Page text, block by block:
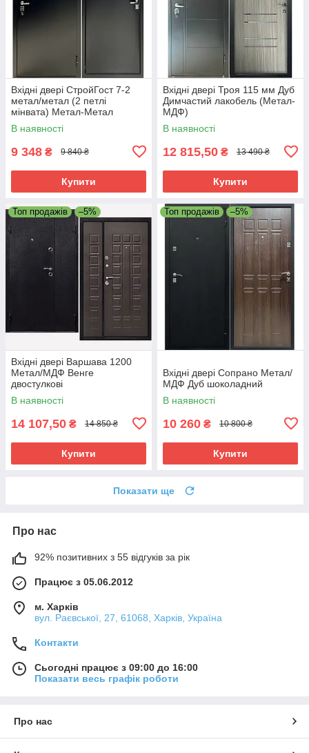
Вхідні двері СтройГост 7-2
метал/метал (2 петлі
мінвата) Метал-Метал
В наявності
9 348 ₴ 9 840 ₴
Купити
Вхідні двері Троя 115 мм Дуб
Димчастий лакобель (Метал-
МДФ)
В наявності
12 815,50 ₴ 13 490 ₴
Купити
Топ продажів –5%
Вхідні двері Варшава 1200
Метал/МДФ Венге
двостулкові
В наявності
14 107,50 ₴ 14 850 ₴
Купити
Топ продажів –5%
Вхідні двері Сопрано Метал/
МДФ Дуб шоколадний
В наявності
10 260 ₴ 10 800 ₴
Купити
Показати ще
Про нас
92% позитивних з 55 відгуків за рік
Працює з 05.06.2012
м. Харків
вул. Раєвської, 27, 61068, Харків, Україна
Контакти
Сьогодні працює з 09:00 до 16:00
Показати весь графік роботи
Про нас